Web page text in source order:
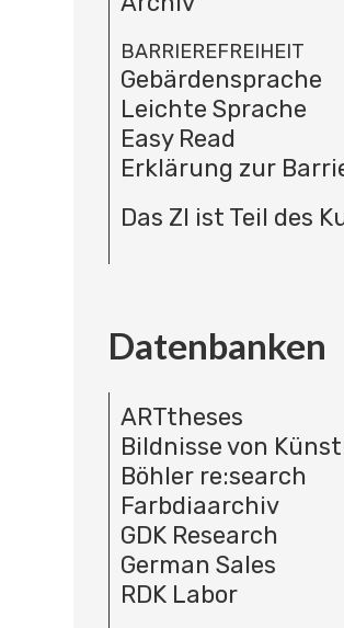
BARRIEREFREIHEIT
Gebärdensprache
Leichte Sprache
Easy Read
Erklärung zur
Das ZI ist Teil des
Datenbanken
ARTtheses
Bildnisse von
Böhler re:search
Farbdiaarchiv
GDK Research
German Sales
RDK Labor